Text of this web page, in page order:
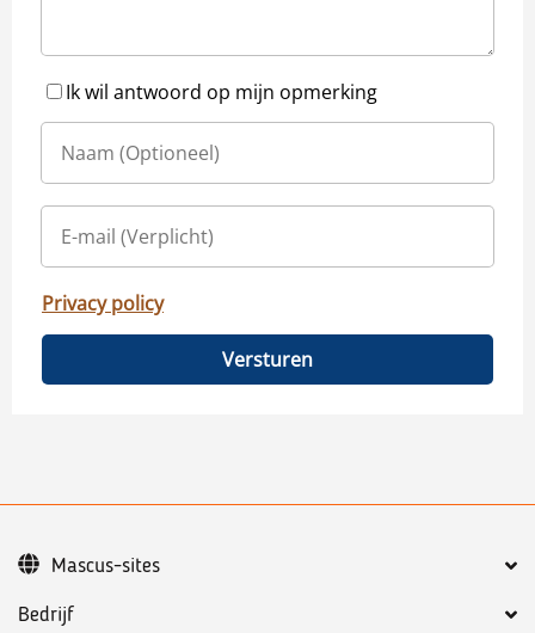
Ik wil antwoord op mijn opmerking
Privacy policy
Versturen
Bedrijf
Mascus-sites